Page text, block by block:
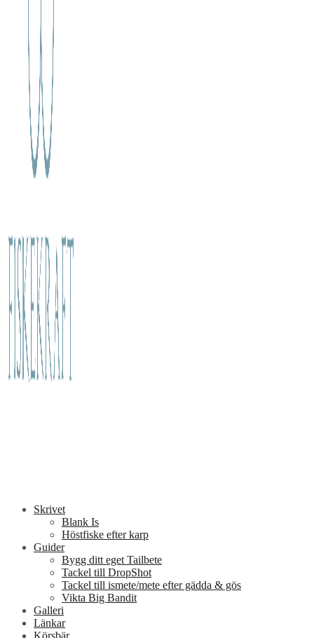
Skrivet
Blank Is
Höstfiske efter karp
Guider
Bygg ditt eget Tailbete
Tackel till DropShot
Tackel till ismete/mete efter gädda & gös
Vikta Big Bandit
Galleri
Länkar
Körsbär